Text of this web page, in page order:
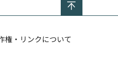
権・リンクについて